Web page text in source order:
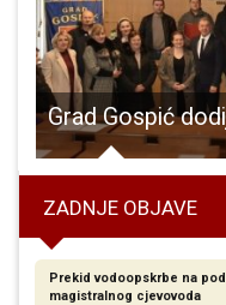
ZADNJE OBJAVE
Prekid vodoopskrbe na
magistralnog cjevovoda